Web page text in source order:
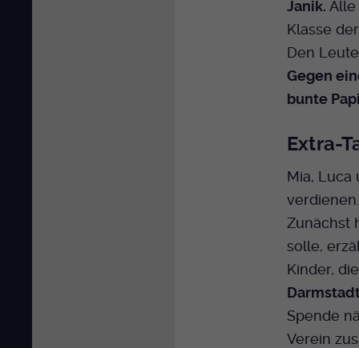
Janik.
Klasse
Den
Gegen
bunte
Extra-
Mia,
Zunächst
solle,
Kinder,
Spende
Verein